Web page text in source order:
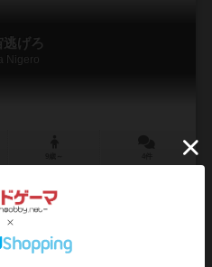
逃げろ
Nigero
宇宙人の魔の手から逃げ切り、宇
目指すゲームです。 6個の特殊ダイ
が終了マスに...